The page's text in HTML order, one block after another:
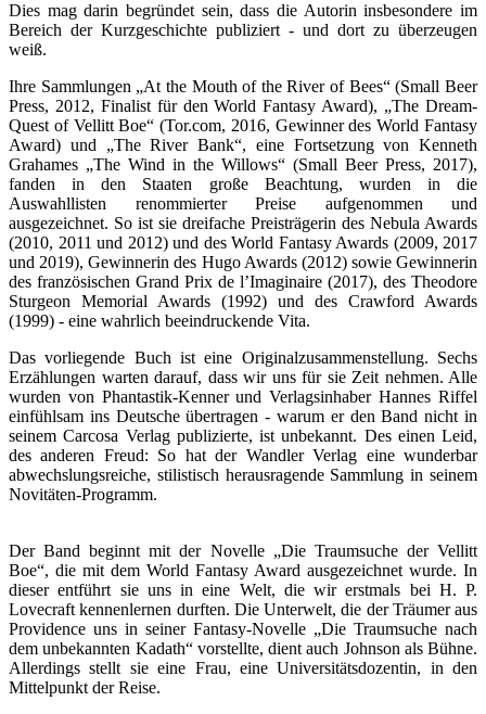
Dies mag darin begründet sein, dass die Autorin insbesondere im
Bereich der Kurzgeschichte publiziert - und dort zu überzeugen
weiß.
Ihre Sammlungen „At the Mouth of the River of Bees“ (Small Beer
Press, 2012, Finalist für den World Fantasy Award), „The Dream-
Quest of Vellitt Boe“ (Tor.com, 2016, Gewinner des World Fantasy
Award) und „The River Bank“, eine Fortsetzung von Kenneth
Grahames „The Wind in the Willows“ (Small Beer Press, 2017),
fanden in den Staaten große Beachtung, wurden in die
Auswahllisten renommierter Preise aufgenommen und
ausgezeichnet. So ist sie dreifache Preisträgerin des Nebula Awards
(2010, 2011 und 2012) und des World Fantasy Awards (2009, 2017
und 2019), Gewinnerin des Hugo Awards (2012) sowie Gewinnerin
des französischen Grand Prix de l’Imaginaire (2017), des Theodore
Sturgeon Memorial Awards (1992) und des Crawford Awards
(1999) - eine wahrlich beeindruckende Vita.
Das vorliegende Buch ist eine Originalzusammenstellung. Sechs
Erzählungen warten darauf, dass wir uns für sie Zeit nehmen. Alle
wurden von Phantastik-Kenner und Verlagsinhaber Hannes Riffel
einfühlsam ins Deutsche übertragen - warum er den Band nicht in
seinem Carcosa Verlag publizierte, ist unbekannt. Des einen Leid,
des anderen Freud: So hat der Wandler Verlag eine wunderbar
abwechslungsreiche, stilistisch herausragende Sammlung in seinem
Novitäten-Programm.
Der Band beginnt mit der Novelle „Die Traumsuche der Vellitt
Boe“, die mit dem World Fantasy Award ausgezeichnet wurde. In
dieser entführt sie uns in eine Welt, die wir erstmals bei H. P.
Lovecraft kennenlernen durften. Die Unterwelt, die der Träumer aus
Providence uns in seiner Fantasy-Novelle „Die Traumsuche nach
dem unbekannten Kadath“ vorstellte, dient auch Johnson als Bühne.
Allerdings stellt sie eine Frau, eine Universitätsdozentin, in den
Mittelpunkt der Reise.